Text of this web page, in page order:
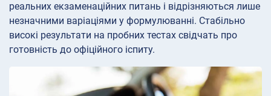
реальних екзаменаційних питань і відрізняються лише
незначними варіаціями у формулюванні. Стабільно
високі результати на пробних тестах свідчать про
готовність до офіційного іспиту.